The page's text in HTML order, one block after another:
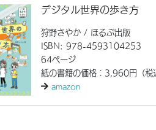
デジタル世界の歩き方
狩野さやか / ほるぷ出版
ISBN: 978-4593104253
64ページ
紙の書籍の価格：3,960円（税
amazon